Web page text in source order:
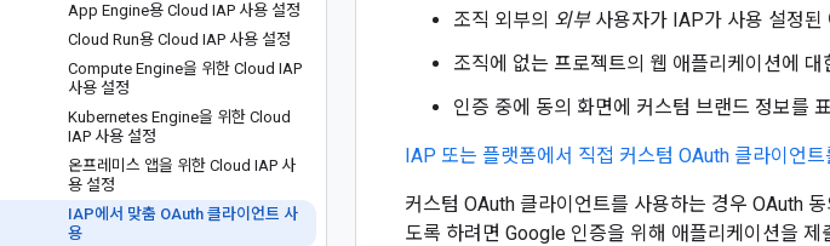
App Engine용 Cloud IAP 사용 설정
Cloud Run용 Cloud IAP 사용 설정
Compute Engine을 위한 Cloud IAP
사용 설정
Kubernetes Engine을 위한 Cloud
IAP 사용 설정
온프레미스 앱을 위한 Cloud IAP 사
용 설정
IAP에서 맞춤 OAuth 클라이언트 사
용
조직 외부의 외부사용자가 IAP가 사용 설정된
조직에 없는 프로젝트의 웹 애플리케이션에
인증 중에 동의 화면에 커스텀 브랜드 정보를
IAP 또는 플랫폼에서 직접 커스텀 OAuth 클라이언
커스텀 OAuth 클라이언트를 사용하는 경우 OAuth
도록 하려면 Google 인증을 위해 애플리케이션을